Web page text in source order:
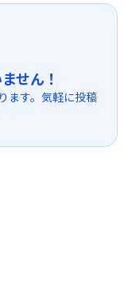
せん！
ます。気軽に投稿